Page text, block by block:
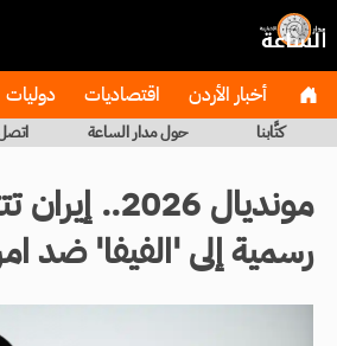
أخبار الأردن اقتصاديات دوليات
كتَّابنا حول مدار الساعة
مونديال
رسمية إلى 'الفيفا' ضد